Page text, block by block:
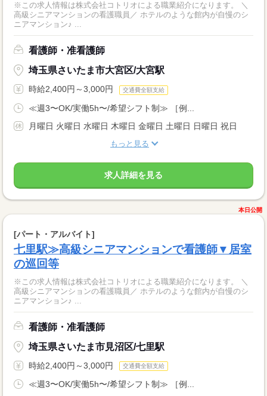
※この求人情報は株式会社コトリオによる職業紹介になります。 ＼
高級シニアマンションの看護職員／ ホテルのような館内が自慢のシ
ニアマンション♪ ...
看護師・准看護師
埼玉県さいたま市大宮区/大宮駅
時給2,400円～3,000円 交通費全額支給
≪週3〜OK/実働5h〜/希望シフト制≫ ［例...
月曜日 火曜日 水曜日 木曜日 金曜日 土曜日 日曜日 祝日
もっと見る
求人詳細を見る
本日公開
[パート・アルバイト]
七里駅≫高級シニアマンションで看護師▼居室
の巡回等
※この求人情報は株式会社コトリオによる職業紹介になります。 ＼
高級シニアマンションの看護職員／ ホテルのような館内が自慢のシ
看護師・准看護師
埼玉県さいたま市見沼区/七里駅
時給2,400円～3,000円 交通費全額支給
≪週3〜OK/実働5h〜/希望シフト制≫ ［例...